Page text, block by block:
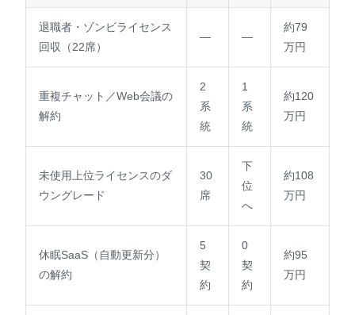
退職者・ゾンビライセンス
回収（22席）
— —
約79
万円
重複チャット／Web会議の
解約
2
系
統
1
系
統
約120
万円
未使用上位ライセンスのダ
ウングレード
30
席
下
位
へ
約108
万円
休眠SaaS（自動更新分）
の解約
5
契
約
0
契
約
約95
万円